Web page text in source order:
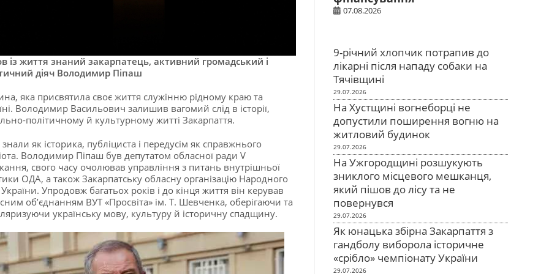
із життя знаний закарпатець, активний громадський і
діяч Володимир Піпаш
яка присвятила своє життя служінню рідному краю та
Володимир Васильович залишив вагомий слід в історії,
політичному й культурному житті Закарпаття.
як історика, публіциста і передусім як справжнього
Володимир Піпаш був депутатом обласної ради V
свого часу очолював управління з питань внутрішньої
ОДА, а також Закарпатську обласну організацію Народного
Упродовж багатьох років і до кінця життя він керував
об’єднанням ВУТ «Просвіта» ім. Т. Шевченка, оберігаючи та
українську мову, культуру й історичну спадщину.
07.08.2026
9-річний хлопчик потрапив до
лікарні після нападу собаки на
Тячівщині
29.07.2026
На Хустщині вогнеборці не
допустили поширення вогню на
житловий будинок
29.07.2026
На Ужгородщині розшукують
зниклого місцевого мешканця,
який пішов до лісу та не
повернувся
29.07.2026
Як юнацька збірна Закарпаття з
гандболу виборола історичне
«срібло» чемпіонату України
29.07.2026